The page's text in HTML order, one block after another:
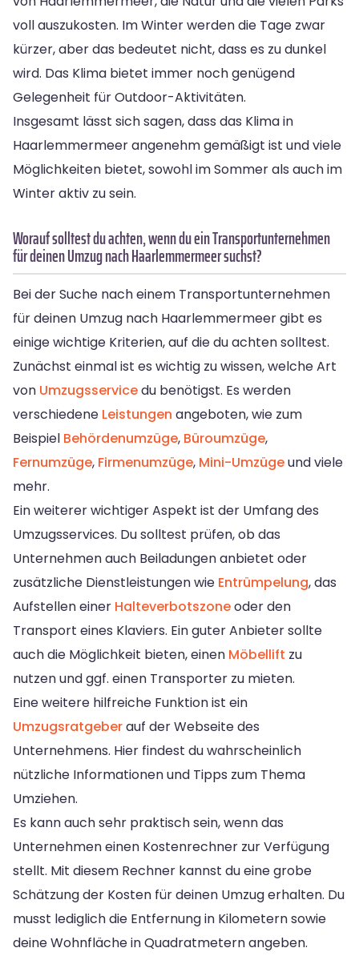
voll auszukosten. Im Winter werden die Tage zwar
kürzer, aber das bedeutet nicht, dass es zu dunkel
wird. Das Klima bietet immer noch genügend
Gelegenheit für Outdoor-Aktivitäten.
Insgesamt lässt sich sagen, dass das Klima in
Haarlemmermeer angenehm gemäßigt ist und viele
Möglichkeiten bietet, sowohl im Sommer als auch im
Winter aktiv zu sein.
Worauf solltest du achten, wenn du ein Transportunternehmen
für deinen Umzug nach Haarlemmermeer suchst?
Bei der Suche nach einem Transportunternehmen
für deinen Umzug nach Haarlemmermeer gibt es
einige wichtige Kriterien, auf die du achten solltest.
Zunächst einmal ist es wichtig zu wissen, welche Art
von Umzugsservicedu benötigst. Es werden
verschiedene Leistungen angeboten, wie zum
Beispiel Behördenumzüge, Büroumzüge,
Fernumzüge, Firmenumzüge, Mini-Umzügeund viele
mehr.
Ein weiterer wichtiger Aspekt ist der Umfang des
Umzugsservices. Du solltest prüfen, ob das
Unternehmen auch Beiladungen anbietet oder
zusätzliche Dienstleistungen wie Entrümpelung, das
Aufstellen einer Halteverbotszoneoder den
Transport eines Klaviers. Ein guter Anbieter sollte
auch die Möglichkeit bieten, einen Möbellift zu
nutzen und ggf. einen Transporter zu mieten.
Eine weitere hilfreiche Funktion ist ein
Umzugsratgeberauf der Webseite des
Unternehmens. Hier findest du wahrscheinlich
nützliche Informationen und Tipps zum Thema
Umziehen.
Es kann auch sehr praktisch sein, wenn das
Unternehmen einen Kostenrechner zur Verfügung
stellt. Mit diesem Rechner kannst du eine grobe
Schätzung der Kosten für deinen Umzug erhalten. Du
musst lediglich die Entfernung in Kilometern sowie
deine Wohnfläche in Quadratmetern angeben.